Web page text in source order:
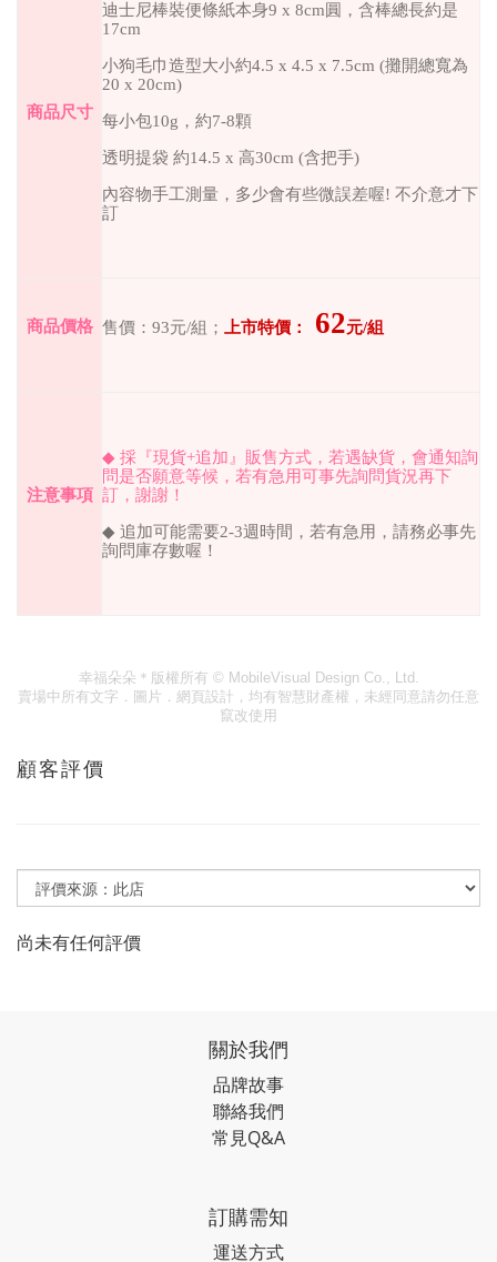
商品尺寸
迪士尼棒裝便條紙本身9 x 8cm圓，含棒總長約是
17cm
小狗毛巾造型大小約4.5 x 4.5 x 7.5cm (攤開總寬為
20 x 20cm)
每小包10g ，約7-8顆
透明提袋 約14.5 x 高30cm (含把手)
內容物手工測量，多少會有些微誤差喔! 不介意才下
訂
商品價格 售價： 93元/組； 上市特價： 62元/組
注意事項
◆ 採『現貨+追加』販售方式，若遇缺貨，會通知詢
問是否願意等候，若有急用可事先詢問貨況再下
訂，謝謝！
◆ 追加可能需要2-3週時間，若有急用，請務必事先
詢問庫存數喔！
幸福朵朵＊版權所有 © MobileVisual Design Co., Ltd.
賣場中所有文字．圖片．網頁設計，均有智慧財產權，未經同意請勿任意
竄改使用
顧客評價
尚未有任何評價
關於我們
品牌故事
聯絡我們
常見Q&A
訂購需知
運送方式